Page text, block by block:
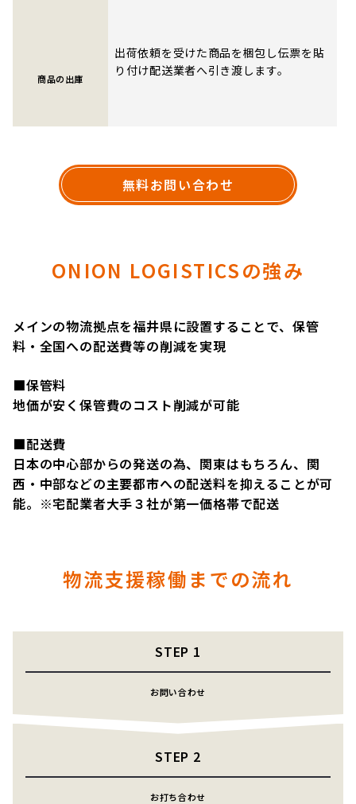
商品の出庫
出荷依頼を受けた商品を梱包し伝票を貼
り付け配送業者へ引き渡します。
無料お問い合わせ
ONION LOGISTICSの強み
メインの物流拠点を福井県に設置することで、保管
料・全国への配送費等の削減を実現
■保管料
地価が安く保管費のコスト削減が可能
■配送費
日本の中心部からの発送の為、関東はもちろん、関
西・中部などの主要都市への配送料を抑えることが可
能。※宅配業者大手３社が第一価格帯で配送
物流支援稼働までの流れ
STEP 1
お問い合わせ
STEP 2
お打ち合わせ